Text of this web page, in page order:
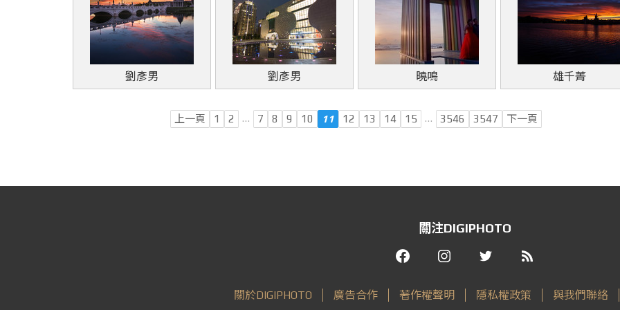
劉彥男 劉彥男 曉鳴 雄千菁
上一頁 1 2 … 7 8 9 10 11 12 13 14 15 … 3546 3547 下一頁
關注DIGIPHOTO
關於DIGIPHOTO 廣告合作 著作權聲明 隱私權政策 與我們聯絡